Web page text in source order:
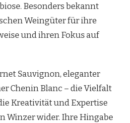
Besonders bekannt
Weingüter für ihre
und ihren Fokus auf
Sauvignon, eleganter
Chenin Blanc – die Vielfalt
Kreativität und Expertise
Winzer wider. Ihre Hingabe